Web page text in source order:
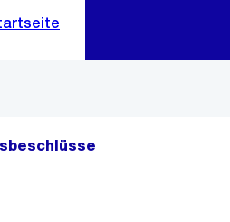
ein